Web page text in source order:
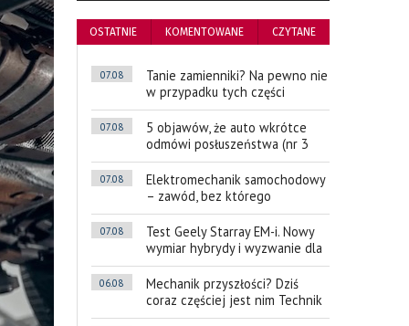
OSTATNIE KOMENTOWANE CZYTANE
07.08
Tanie zamienniki? Na pewno nie
w przypadku tych części
07.08
5 objawów, że auto wkrótce
odmówi posłuszeństwa (nr 3
07.08
Elektromechanik samochodowy
– zawód, bez którego
07.08
Test Geely Starray EM-i. Nowy
wymiar hybrydy i wyzwanie dla
06.08
Mechanik przyszłości? Dziś
coraz częściej jest nim Technik